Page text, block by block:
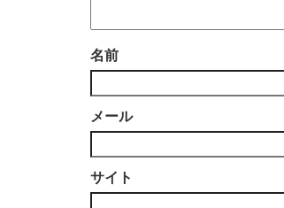
名前
メール
サイト